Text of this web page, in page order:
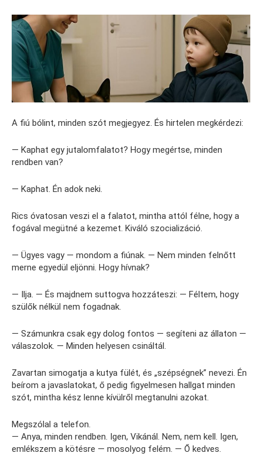
A fiú bólint, minden szót megjegyez. És hirtelen megkérdezi:
— Kaphat egy jutalomfalatot? Hogy megértse, minden
rendben van?
— Kaphat. Én adok neki.
Rics óvatosan veszi el a falatot, mintha attól félne, hogy a
fogával megütné a kezemet. Kiváló szocializáció.
— Ügyes vagy — mondom a fiúnak. — Nem minden felnőtt
merne egyedül eljönni. Hogy hívnak?
— Ilja. — És majdnem suttogva hozzáteszi: — Féltem, hogy
szülők nélkül nem fogadnak.
— Számunkra csak egy dolog fontos — segíteni az állaton —
válaszolok. — Minden helyesen csináltál.
Zavartan simogatja a kutya fülét, és „szépségnek” nevezi. Én
beírom a javaslatokat, ő pedig figyelmesen hallgat minden
szót, mintha kész lenne kívülről megtanulni azokat.
Megszólal a telefon.
— Anya, minden rendben. Igen, Vikánál. Nem, nem kell. Igen,
emlékszem a kötésre — mosolyog felém. — Ő kedves.